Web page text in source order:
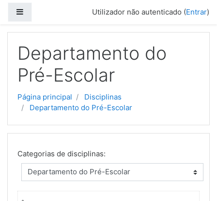
Utilizador não autenticado (Entrar)
Departamento do
Pré-Escolar
Página principal
Disciplinas
Departamento do Pré-Escolar
Categorias de disciplinas: